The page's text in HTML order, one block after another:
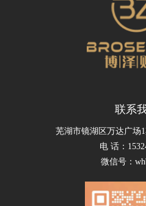
联系
芜湖市镜湖区万达广场
电 话：
微信号：